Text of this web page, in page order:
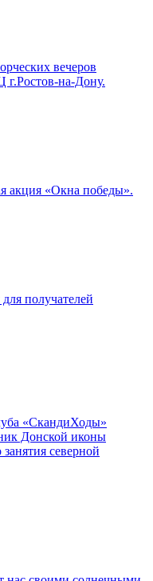
вечеров
на-Дону.
акция «Окна победы».
получателей
«СкандиХоды»
Донской иконы
северной